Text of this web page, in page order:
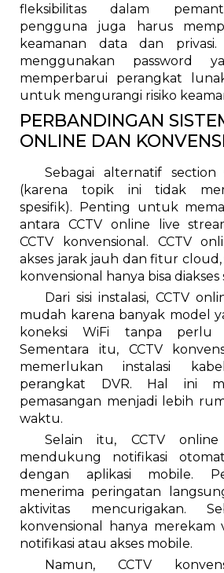
fleksibilitas dalam
pengguna juga harus
keamanan data dan privasi.
menggunakan password
memperbarui perangkat
untuk mengurangi risiko
PERBANDINGAN
ONLINE DAN
Sebagai alternatif section
(karena topik ini tidak
spesifik). Penting untuk
antara CCTV online live
CCTV konvensional. CCTV
akses jarak jauh dan fitur cloud,
konvensional hanya bisa diakses
Dari sisi instalasi, CCTV
mudah karena banyak model
koneksi WiFi tanpa perlu
Sementara itu, CCTV
memerlukan instalasi
perangkat DVR. Hal ini
pemasangan menjadi lebih
waktu.
Selain itu, CCTV
mendukung notifikasi
dengan aplikasi mobile.
menerima peringatan
aktivitas mencurigakan.
konvensional hanya
notifikasi atau akses mobile.
Namun, CCTV